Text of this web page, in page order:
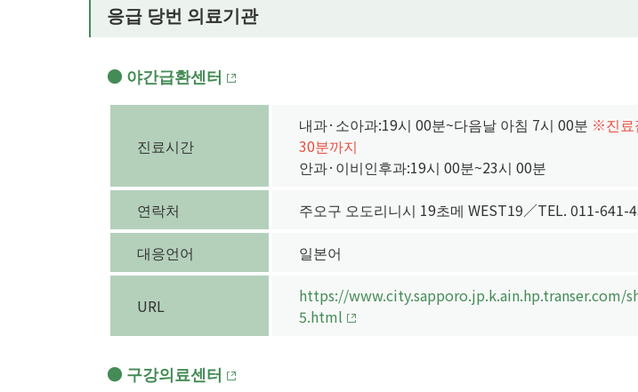
응급 당번 의료기관
야간급환센터
진료시간
내과·소아과:19시 00분~다음날 아침 7시 00분 ※진료
30분까지
안과·이비인후과:19시 00분~23시 00분
연락처
주오구 오도리니시 19초메 WEST19／TEL. 011-641-
대응언어
일본어
URL
https://www.city.sapporo.jp.k.ain.hp.transer.com/
5.html
구강의료센터